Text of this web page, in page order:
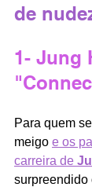
de
1- Jung
Para quem
meigo e os
carreira de
surpreendido